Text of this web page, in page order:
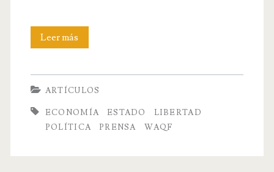
Leer más
la
ARTÍCULOS
ECONOMÍA ESTADO
LIBERTAD
POLÍTICA
PRENSA WAQF